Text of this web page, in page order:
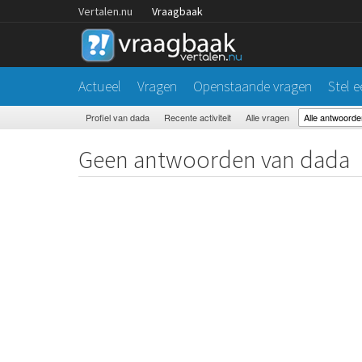
Vertalen.nu Vraagbaak
Actueel Vragen Openstaande vragen Stel
Profiel van dada Recente activiteit Alle vragen Alle
Geen antwoorden van dada